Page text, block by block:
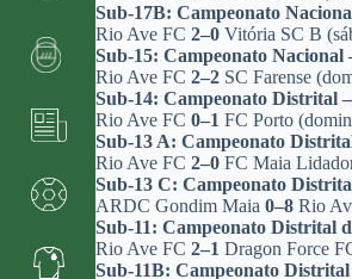
Sub-17B: Campeonato
Rio Ave FC 2–0 Vitória SC B
Sub-15: Campeonato Nacional
Rio Ave FC 2–2 SC Farense
Sub-14: Campeonato Distrital
Rio Ave FC 0–1 FC Porto
Sub-13 A: Campeonato
Rio Ave FC 2–0 FC Maia
Sub-13 C: Campeonato
ARDC Gondim Maia 0–8 Rio
Sub-11: Campeonato Distrital
Rio Ave FC 2–1 Dragon Force
Sub-11B: Campeonato